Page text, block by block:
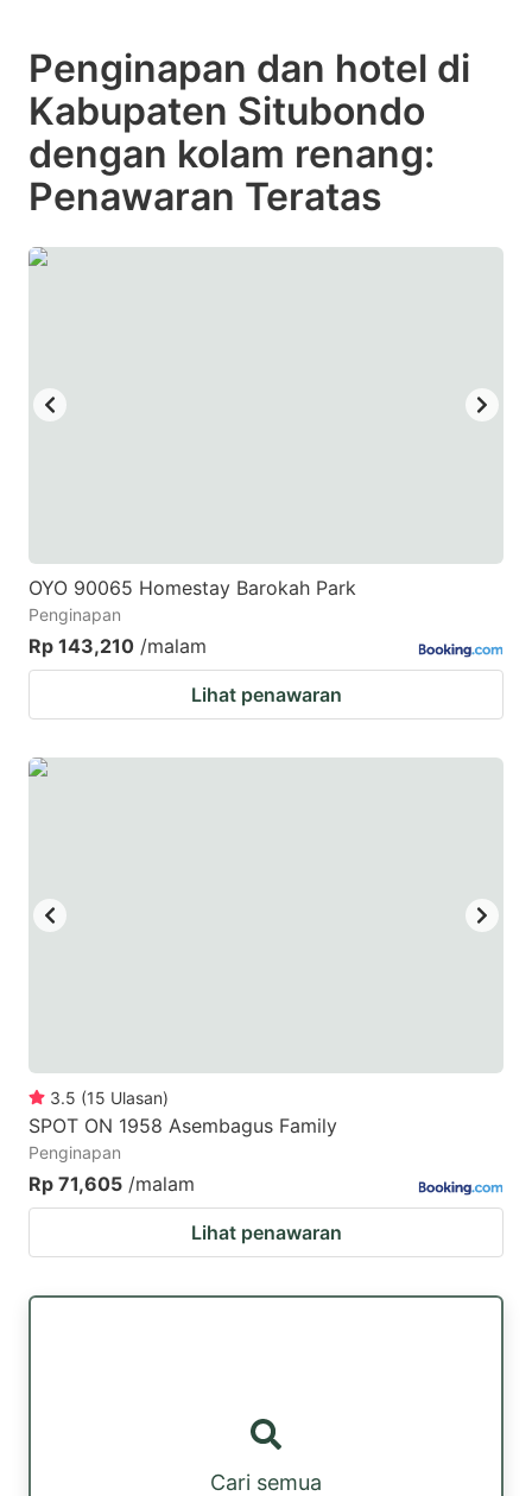
select
a
date.
Press
changing
dates.
select
a
date.
Press
changing
Penginapan dan hotel di
Kabupaten Situbondo
dengan kolam renang:
Penawaran Teratas
OYO 90065 Homestay Barokah Park
Penginapan
Rp 143,210 /malam
Lihat penawaran
3.5 (15 Ulasan)
SPOT ON 1958 Asembagus Family
Penginapan
Rp 71,605 /malam
Lihat penawaran
Cari semua